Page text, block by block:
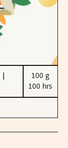
100 g
100 hrs